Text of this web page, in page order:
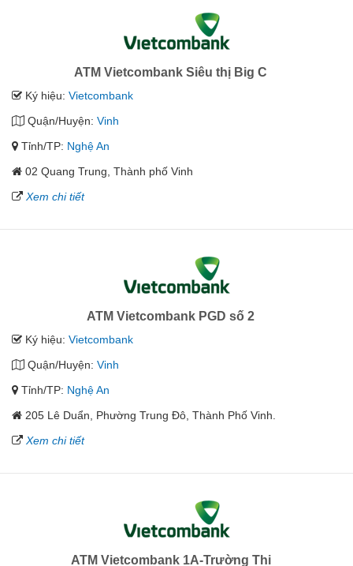
ATM Vietcombank Siêu thị Big C
Ký hiệu: Vietcombank
Quận/Huyện: Vinh
Tỉnh/TP: Nghệ An
02 Quang Trung, Thành phố Vinh
Xem chi tiết
ATM Vietcombank PGD số 2
Ký hiệu: Vietcombank
Quận/Huyện: Vinh
Tỉnh/TP: Nghệ An
205 Lê Duẩn, Phường Trung Đô, Thành Phố Vinh.
Xem chi tiết
ATM Vietcombank 1A-Trường Thi